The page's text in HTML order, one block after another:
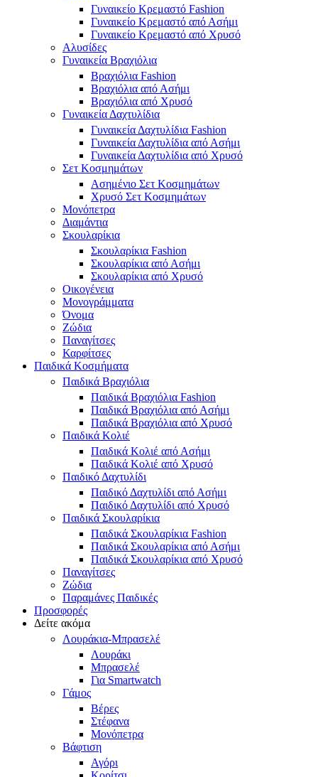
Γυναικείο Κρεμαστό Fashion
Γυναικείο Κρεμαστό από Ασήμι
Γυναικείο Κρεμαστό από Χρυσό
Αλυσίδες
Γυναικεία Βραχιόλια
Βραχιόλια Fashion
Βραχιόλια από Ασήμι
Βραχιόλια από Χρυσό
Γυναικεία Δαχτυλίδια
Γυναικεία Δαχτυλίδια Fashion
Γυναικεία Δαχτυλίδια από Ασήμι
Γυναικεία Δαχτυλίδια από Χρυσό
Σετ Κοσμημάτων
Ασημένιο Σετ Κοσμημάτων
Χρυσό Σετ Κοσμημάτων
Μονόπετρα
Διαμάντια
Σκουλαρίκια
Σκουλαρίκια Fashion
Σκουλαρίκια από Ασήμι
Σκουλαρίκια από Χρυσό
Οικογένεια
Μονογράμματα
Όνομα
Ζώδια
Παναγίτσες
Καρφίτσες
Παιδικά Κοσμήματα
Παιδικά Βραχιόλια
Παιδικά Βραχιόλια Fashion
Παιδικά Βραχιόλια από Ασήμι
Παιδικά Βραχιόλια από Χρυσό
Παιδικά Κολιέ
Παιδικά Κολιέ από Ασήμι
Παιδικά Κολιέ από Χρυσό
Παιδικό Δαχτυλίδι
Παιδικό Δαχτυλίδι από Ασήμι
Παιδικό Δαχτυλίδι από Χρυσό
Παιδικά Σκουλαρίκια
Παιδικά Σκουλαρίκια Fashion
Παιδικά Σκουλαρίκια από Ασήμι
Παιδικά Σκουλαρίκια από Χρυσό
Παναγίτσες
Ζώδια
Παραμάνες Παιδικές
Προσφορές
Δείτε ακόμα
Λουράκια-Μπρασελέ
Λουράκι
Μπρασελέ
Για Smartwatch
Γάμος
Βέρες
Στέφανα
Μονόπετρα
Βάφτιση
Αγόρι